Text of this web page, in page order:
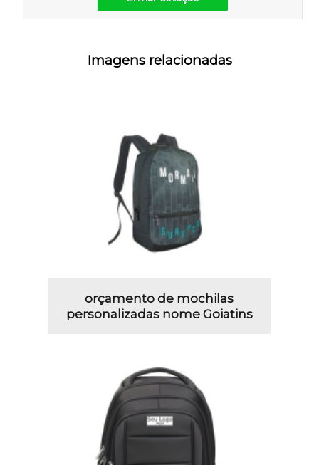
Imagens relacionadas
orçamento de mochilas
personalizadas nome Goiatins